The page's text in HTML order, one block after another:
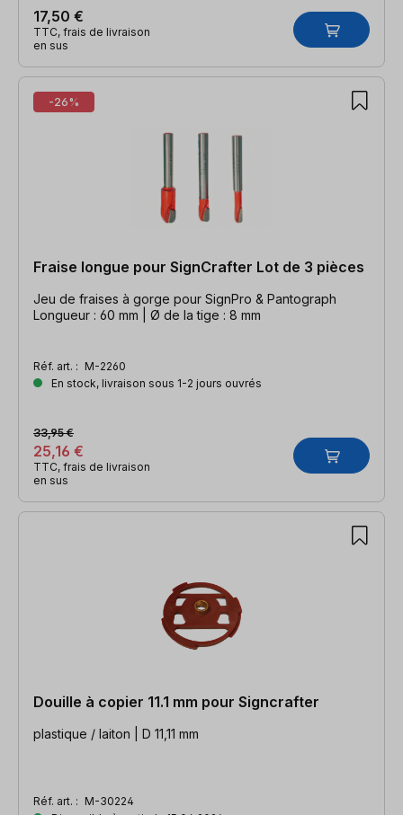
17,50 €
TTC, frais de livraison
en sus
-26%
Fraise longue pour SignCrafter Lot de 3 pièces
Jeu de fraises à gorge pour SignPro & Pantograph
Longueur : 60 mm | Ø de la tige : 8 mm
Réf. art. : M-2260
En stock, livraison sous 1-2 jours ouvrés
25,16 €
33,95 €
TTC, frais de livraison
en sus
Douille à copier 11.1 mm pour Signcrafter
plastique / laiton | D 11,11 mm
Réf. art. : M-30224